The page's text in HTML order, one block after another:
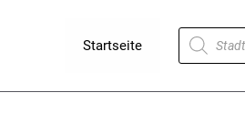
Startseite
Products
search